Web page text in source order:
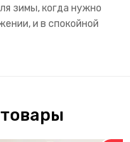
зимы, когда нужно
и в спокойной